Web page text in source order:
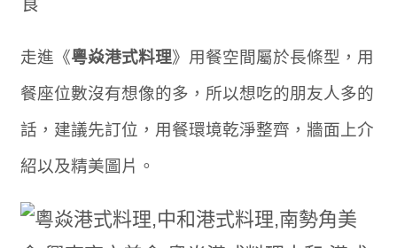
走進《粵焱港式料理》用餐空間屬於長條型，用
餐座位數沒有想像的多，所以想吃的朋友人多的
話，建議先訂位，用餐環境乾淨整齊，牆面上介
紹以及精美圖片。